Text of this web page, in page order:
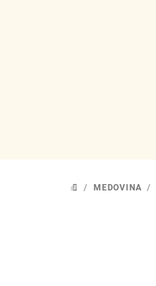
DOMŮ
/ MEDOVINA /